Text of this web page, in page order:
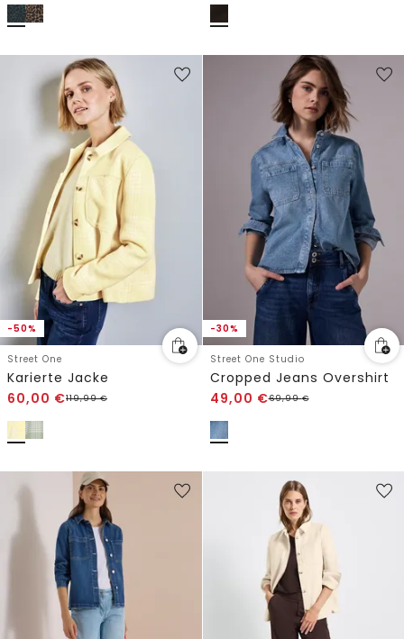
-50%
Street One
Karierte Jacke
60,00 €119,99€
-30%
Street One Studio
Cropped Jeans Overshirt
49,00 €69,99€